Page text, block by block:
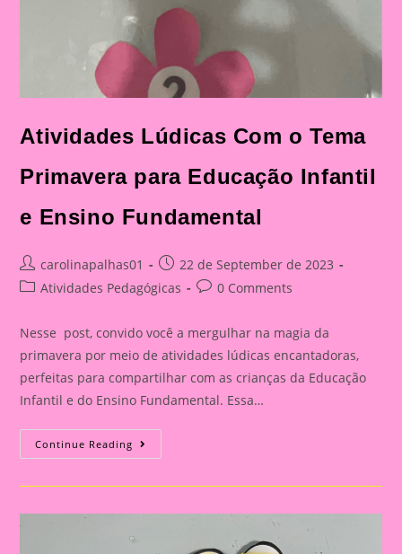
Atividades Lúdicas Com o Tema
Primavera para Educação Infantil
e Ensino Fundamental
Post
author:
carolinapalhas01
Post
published:
22 de September de 2023
PostAtividades Pedagógicas
Post0 Comments
Nesse post, convido você a mergulhar na magia da
primavera por meio de atividades lúdicas encantadoras,
perfeitas para compartilhar com as crianças da Educação
Infantil e do Ensino Fundamental. Essa…
Continue Reading Atividades
Lúdicas
Para
Infantil